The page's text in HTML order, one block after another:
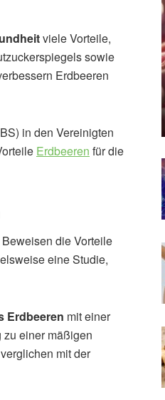
viele Vorteile,
sowie
Erdbeeren
in den Vereinigten
Erdbeeren für die
die Vorteile
eine Studie,
Erdbeeren mit einer
einer mäßigen
mit der